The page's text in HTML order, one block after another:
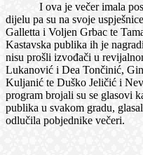
I ova je večer imala
dijelu pa su na svoje
Galletta i Voljen Grbac te
Kastavska publika ih je
nisu prošli izvođači u
Lukanović i Dea Tončinić,
Kuljanić te Duško Jeličić i
program brojali su se glasovi
publika u svakom gradu,
odlučila pobjednike večeri.